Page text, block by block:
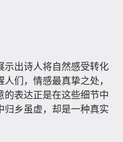
示出诗人将自然感受转化
们，情感最真挚之处，
的表达正是在这些细节中
归乡虽虚，却是一种真实